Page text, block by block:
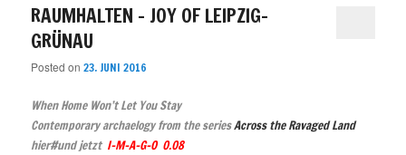
RAUMHALTEN – JOY OF LEIPZIG-
GRÜNAU
Posted on23. JUNI 2016
When Home Won’t Let You Stay
Contemporary archaelogy from the seriesAcross the Ravaged Land
hier#und jetzt I-M-A-G-O 0.08